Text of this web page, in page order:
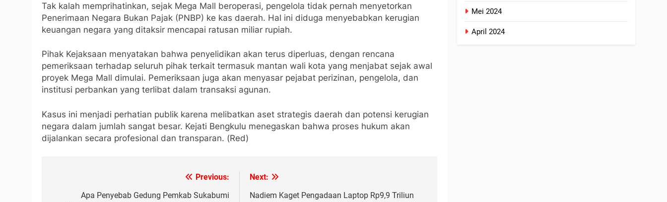
Tak kalah memprihatinkan, sejak Mega Mall beroperasi, pengelola tidak pernah menyetorkan
Penerimaan Negara Bukan Pajak (PNBP) ke kas daerah. Hal ini diduga menyebabkan kerugian
keuangan negara yang ditaksir mencapai ratusan miliar rupiah.
Pihak Kejaksaan menyatakan bahwa penyelidikan akan terus diperluas, dengan rencana
pemeriksaan terhadap seluruh pihak terkait termasuk mantan wali kota yang menjabat sejak awal
proyek Mega Mall dimulai. Pemeriksaan juga akan menyasar pejabat perizinan, pengelola, dan
institusi perbankan yang terlibat dalam transaksi agunan.
Kasus ini menjadi perhatian publik karena melibatkan aset strategis daerah dan potensi kerugian
negara dalam jumlah sangat besar. Kejati Bengkulu menegaskan bahwa proses hukum akan
dijalankan secara profesional dan transparan. (Red)
Previous:
Apa Penyebab Gedung Pemkab Sukabumi
Next:
Nadiem Kaget Pengadaan Laptop Rp9,9 Triliun
Mei 2024
April 2024